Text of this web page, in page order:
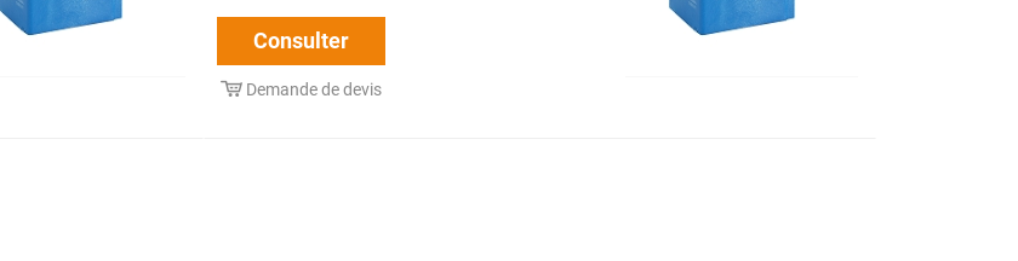
Consulter
Demande de devis